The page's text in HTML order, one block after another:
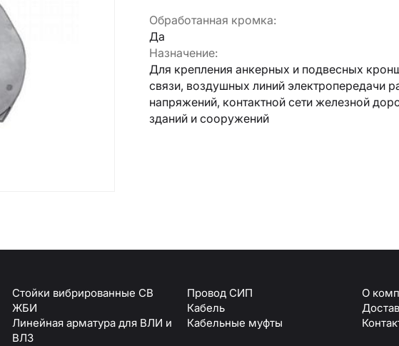
Обработанная кромка:
Да
Назначение:
Для крепления анкерных и подвесных
связи, воздушных линий электропередачи
напряжений, контактной сети железной
зданий и сооружений
Стойки вибрированные СВ
ЖБИ
Линейная арматура для ВЛИ и
ВЛЗ
Провод СИП
Кабель
Кабельные муфты
О
Армавир
Геленджик
Горячий Ключ
Донецк
Краснодар